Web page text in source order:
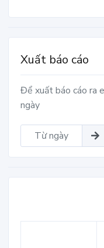
Xuất báo cáo
Để xuất báo cáo ra
ngày